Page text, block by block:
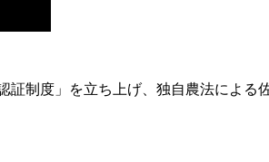
証制度」を立ち上げ、独自農法による